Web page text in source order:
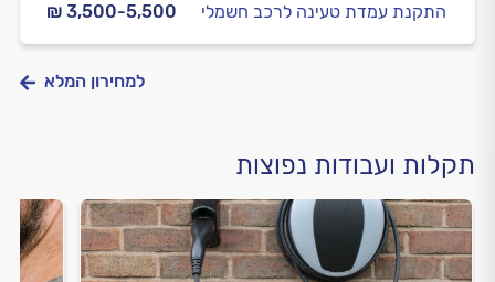
₪ 3,500-5,500 התקנת עמדת טעינה לרכב חשמלי
למחירון המלא
תקלות ועבודות נפוצות